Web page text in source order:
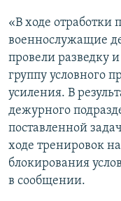
«В ходе отработки
военнослужащие
провели разведку
группу условного
усиления. В
дежурного
поставленной
ходе тренировок
блокирования
в сообщении.